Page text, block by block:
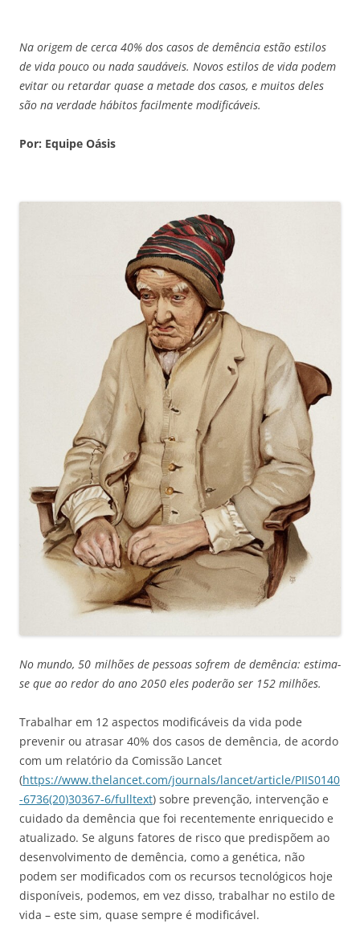
Na origem de cerca 40% dos casos de demência estão estilos
de vida pouco ou nada saudáveis. Novos estilos de vida podem
evitar ou retardar quase a metade dos casos, e muitos deles
são na verdade hábitos facilmente modificáveis.
Por: Equipe Oásis
No mundo, 50 milhões de pessoas sofrem de demência: estima-
se que ao redor do ano 2050 eles poderão ser 152 milhões.
Trabalhar em 12 aspectos modificáveis da vida pode
prevenir ou atrasar 40% dos casos de demência, de acordo
com um relatório da Comissão Lancet
(https://www.thelancet.com/journals/lancet/article/PIIS0140
-6736(20)30367-6/fulltext) sobre prevenção, intervenção e
cuidado da demência que foi recentemente enriquecido e
atualizado. Se alguns fatores de risco que predispõem ao
desenvolvimento de demência, como a genética, não
podem ser modificados com os recursos tecnológicos hoje
disponíveis, podemos, em vez disso, trabalhar no estilo de
vida – este sim, quase sempre é modificável.